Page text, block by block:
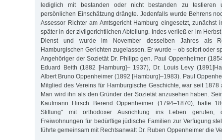
lediglich mit bestanden oder nicht bestanden zu
persönlichen Einschätzung drängte. Jedenfalls wurde Behrens
Assessor Richter am Amtsgericht Hamburg eingesetzt, zunächst
später in der zivilgerichtlichen Abteilung. Indes verließ er im
Dienst und wurde im November desselben Jahres als
Hamburgischen Gerichten zugelassen. Er wurde – ob sofort oder
Angehöriger der Sozietät Dr. Philipp gen. Paul Oppenheimer
Eduard Beith (1882 [Hamburg]– 1937), Dr. Louis Levy
Albert Bruno Oppenheimer (1892 [Hamburg]–1983). Paul
Mitglied des Vereins für Hamburgische Geschichte, war seit 1878
Man wird ihn als den Gründer der Sozietät anzusehen haben.
Kaufmann Hirsch Berend Oppenheimer (1794–1870), hatte
Stiftung" mit orthodoxer Ausrichtung ins Leben gerufen,
Freiwohnungen für bedürftige jüdische Familien zur Verfügung
führte gemeinsam mit Rechtsanwalt Dr. Ruben Oppenheimer die